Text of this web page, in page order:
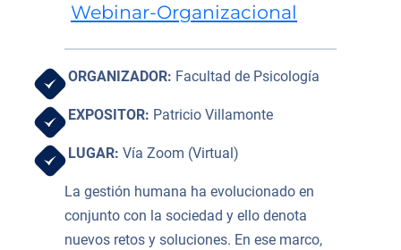
Webinar-Organizacional
ORGANIZADOR: Facultad de Psicología
EXPOSITOR: Patricio Villamonte
LUGAR: Vía Zoom (Virtual)
La gestión humana ha evolucionado en
conjunto con la sociedad y ello denota
nuevos retos y soluciones. En ese marco,